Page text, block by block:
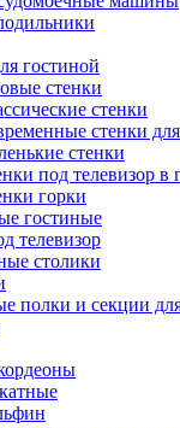
гостиной
стенки
стенки
стенки
стенки
под телевизор в
горки
гостиные
телевизор
столики
полки и секции